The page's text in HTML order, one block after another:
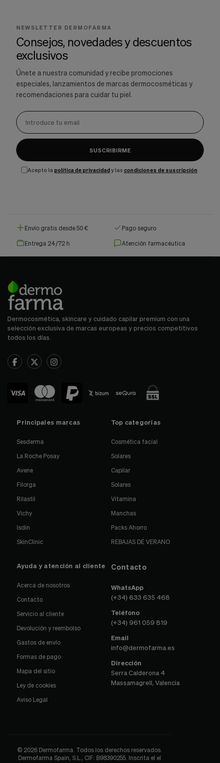
NEWSLETTER DERMOFARMA
Consejos, novedades y descuentos
exclusivos
Únete a nuestra comunidad y recibe promociones
especiales, lanzamientos de marcas dermocosméticas y
recomendaciones para cuidar tu piel.
SUSCRIBIRME
Acepto la política de privacidady las condiciones de suscripción
Envío gratis desde 50 € Pago seguro
Entrega 24/72 h Atención farmacéutica
Dermocosmética, skincare y cuidado capilar premium con una
selección exclusiva de marcas europeas y precios competitivos
todos los días.
Principales marcas
Sesderma
La Roche Posay
Avene
Filorga
Rilastil
Vichy
Isdin
SkinClinic
Top categorías
Cosmética facial
Solares
Capilar
Solares
Vitamina
Manchas
Packs Ahorro
REBAJAS DE VERANO
Ayuda y atención al cliente
Acerca de nosotros
Contacto
Servicio al cliente
Devolución y reembolso
Gastos de envío
Formas de pago
Mapa del sitio
Ley de cookies
Aviso Legal
Contacto
WhatsApp
(+34) 633 635 468
Teléfono
(+34) 961 059 819
Email
info@dermofarma.es
Dirección
Serra Calderona 4
Massamagrell, Valencia
© 2026 Dermofarma. Todos los derechos reservados.
Dermofarma Spain, S.L., CIF: B98390255. Inscrita el el